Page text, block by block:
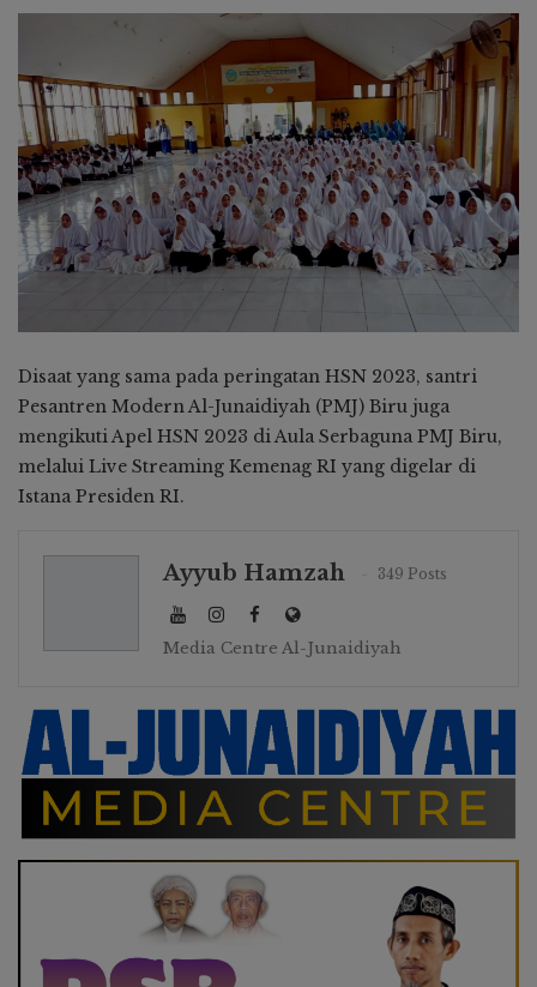
Disaat yang sama pada peringatan HSN 2023, santri
Pesantren Modern Al-Junaidiyah (PMJ) Biru juga
mengikuti Apel HSN 2023 di Aula Serbaguna PMJ Biru,
melalui Live Streaming Kemenag RI yang digelar di
Istana Presiden RI.
Ayyub Hamzah 349 Posts
Media Centre Al-Junaidiyah